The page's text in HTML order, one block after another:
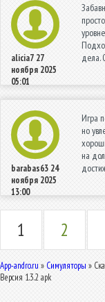
alicia7 27
ноября 2025
05:01
дела.
barabas63 24
ноября 2025
13:00
Игра
но
на
1 2
App-andro.ru » Симуляторы »
Версия 1.3.2 apk